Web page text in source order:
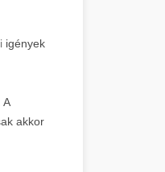
igények
A
akkor